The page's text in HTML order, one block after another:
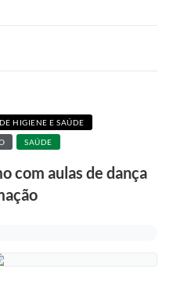
HIGIENE E SAÚDE
SAÚDE
com aulas de dança